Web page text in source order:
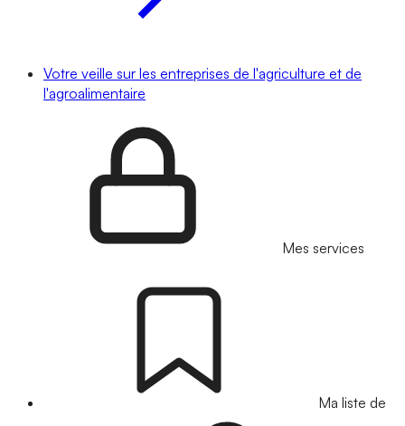
Votre veille sur les entreprises de l'agriculture et de
l'agroalimentaire
Mes services
Ma liste de